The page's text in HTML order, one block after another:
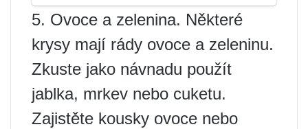
5. Ovoce a zelenina. Některé
krysy mají rády ovoce a zeleninu.
Zkuste jako návnadu použít
jablka, mrkev nebo cuketu.
Zajistěte kousky ovoce nebo